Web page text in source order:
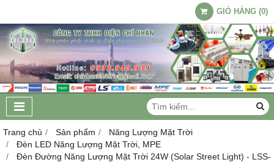
GIỎ HÀNG (0)
Trang chủ Sản phẩm
Năng Lượng Mặt Trời
Đèn LED Năng Lượng Mặt Trời, MPE
Đèn Đường Năng Lượng Mặt Trời 24W (Solar Street Light) - LSS-